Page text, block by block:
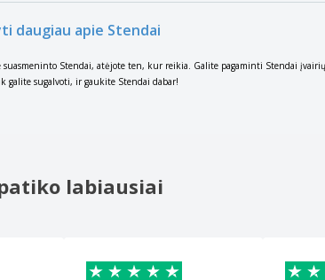
daugiau apie Stendai
suasmeninto Stendai, atėjote ten, kur reikia. Galite pagaminti Stendai
galite sugalvoti, ir gaukite Stendai dabar!
labiausiai